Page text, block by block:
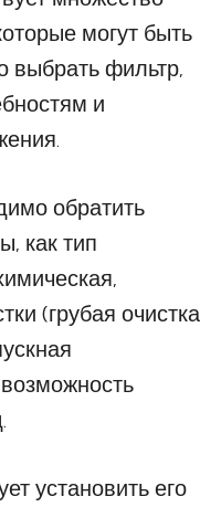
могут быть
выбрать фильтр,
и
обратить
как тип
(грубая очистка
установить его